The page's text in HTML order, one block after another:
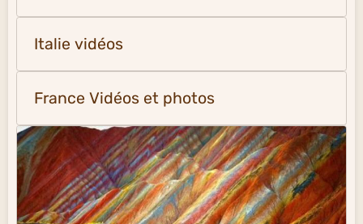
Italie vidéos
France Vidéos et photos